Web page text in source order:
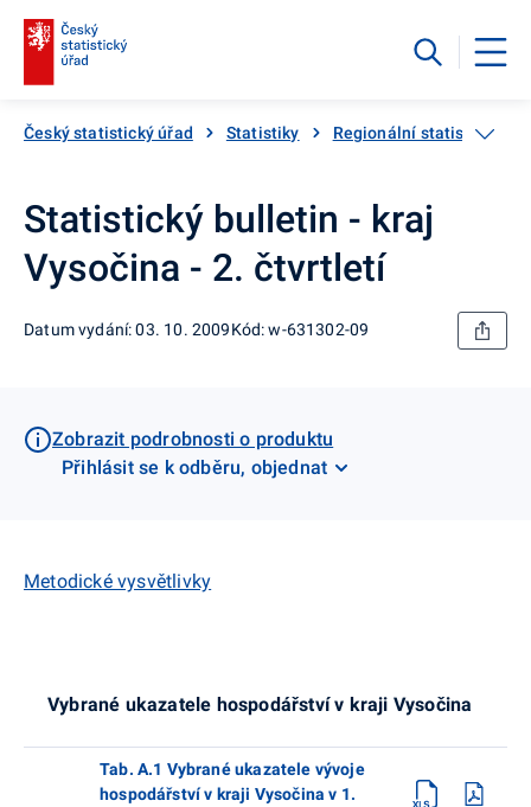
Český statistický úřad Statistiky Regionální statistiky
Statistický bulletin - kraj
Vysočina - 2. čtvrtletí
Datum vydání: 03. 10. 2009Kód: w-631302-09
Zobrazit podrobnosti o produktu
Přihlásit se k odběru, objednat
Metodické vysvětlivky
Vybrané ukazatele hospodářství v kraji Vysočina
Tab. A.1 Vybrané ukazatele vývoje
hospodářství v kraji Vysočina v 1.